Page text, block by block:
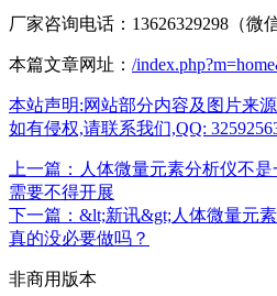
厂家咨询电话：13626329298（微
本篇文章网址： /
本站声明:网站部分内容及图片来
如有侵权,请联系我们,QQ:
上一篇：人体微量元素分析仪不
需要不得开展
下一篇：&lt;新讯&gt;人体微量元
真的没必要做吗？
非商用版本